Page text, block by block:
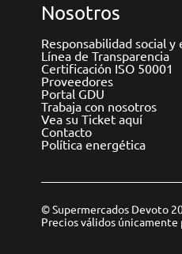
Nosotros
Responsabilidad social y
Línea de Transparencia
Certificación ISO 50001
Proveedores
Portal GDU
Trabaja con nosotros
Vea su Ticket aquí
Contacto
Política energética
© Supermercados Devoto
Precios válidos únicamente